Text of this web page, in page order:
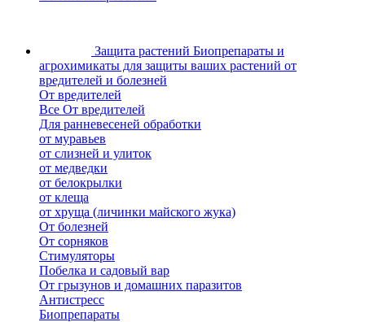
Защита растений Биопрепараты и
агрохимикаты для защиты ваших растений от
вредителей и болезней
От вредителей
Все От вредителей
Для ранневесеней обработки
от муравьев
от слизней и улиток
от медведки
от белокрылки
от клеща
от хруща (личинки майского жука)
От болезней
От сорняков
Стимуляторы
Побелка и садовый вар
От грызунов и домашних паразитов
Антистресс
Биопрепараты